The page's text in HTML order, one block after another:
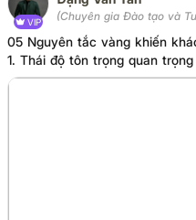
VIP
(Chuyên gia Đào tạo và
05 Nguyên tắc vàng khiến
1. Thái độ tôn trọng quan